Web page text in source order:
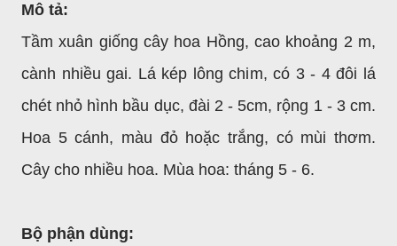
Mô tả:
Tầm xuân giống cây hoa Hồng, cao khoảng 2 m,
cành nhiều gai. Lá kép lông chim, có 3 - 4 đôi lá
chét nhỏ hình bầu dục, đài 2 - 5cm, rộng 1 - 3 cm.
Hoa 5 cánh, màu đỏ hoặc trắng, có mùi thơm.
Cây cho nhiều hoa. Mùa hoa: tháng 5 - 6.
Bộ phận dùng: